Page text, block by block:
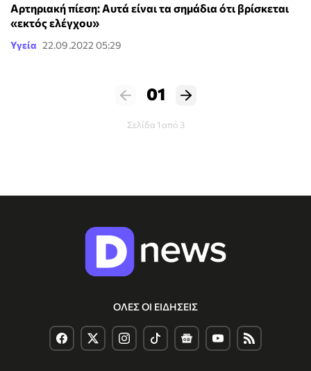
Αρτηριακή πίεση: Αυτά είναι τα σημάδια ότι βρίσκεται
«εκτός ελέγχου»
Υγεία 22.09.2022 05:29
01
Σελίδα 1 από 3
ΟΛΕΣ ΟΙ ΕΙΔΗΣΕΙΣ